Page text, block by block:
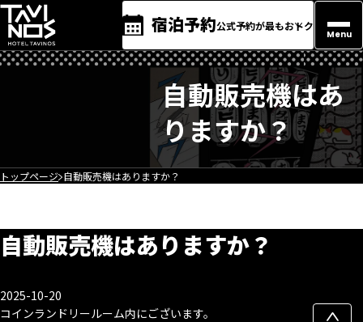
宿泊予約公式予約が最もおトク
Menu
自動販売機はあ
りますか？
トップページ 自動販売機はありますか？
自動販売機はありますか？
2025-10-20
コインランドリールーム内にございます。